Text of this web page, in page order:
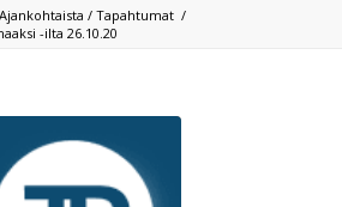
Ajankohtaista / Tapahtumat /
-ilta 26.10.20